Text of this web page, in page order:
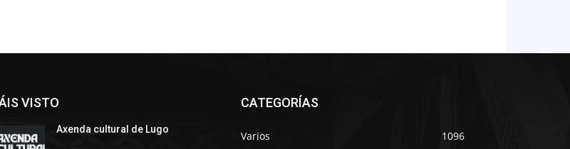
VISTO
Axenda cultural de Lugo
CATEGORÍAS
Varios
1096